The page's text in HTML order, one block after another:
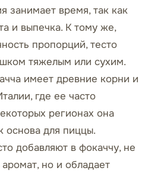
занимает время, так как
и выпечка. К тому же,
пропорций, тесто
тяжелым или сухим.
имеет древние корни и
где ее часто
регионах она
основа для пиццы.
добавляют в фокаччу, не
но и обладает